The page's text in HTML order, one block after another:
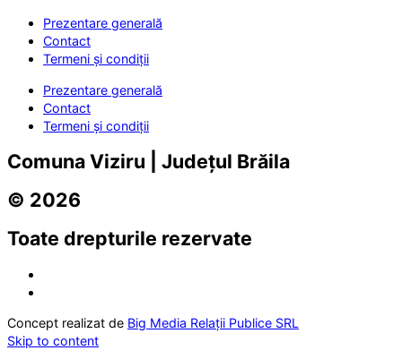
Prezentare generală
Contact
Termeni și condiții
Prezentare generală
Contact
Termeni și condiții
Comuna Viziru | Județul Brăila
© 2026
Toate drepturile rezervate
Concept realizat de Big Media Relații Publice SRL
Skip to content